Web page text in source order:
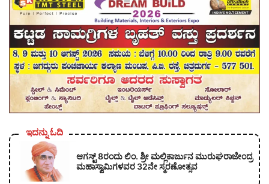
ಇದನ್ನು ಓದಿ
ಆಗಸ್ಟ್ 8ರಂದು ಲಿಂ. ಶ್ರೀ ಮಲ್ಲಿಕಾರ್ಜುನ ಮುರುಘರಾಜೇಂದ್ರ
ಮಹಾಸ್ವಾಮಿಗಳವರ 32ನೇ ಸ್ಮರಣೋತ್ಸವ